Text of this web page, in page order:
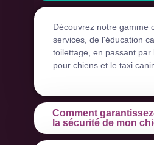
Découvrez notre gamme
services, de l'éducation
toilettage, en passant par
pour chiens et le taxi
Comment
la sécurité de mon